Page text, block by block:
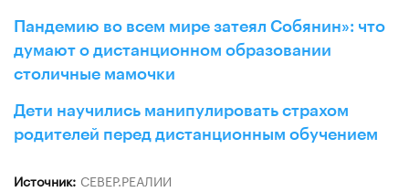
Пандемию во всем мире затеял Собянин»: что
думают о дистанционном образовании
столичные мамочки
Дети научились манипулировать страхом
родителей перед дистанционным обучением
Источник: СЕВЕР.РЕАЛИИ